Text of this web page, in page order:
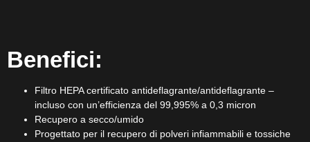
Benefici:
Filtro HEPA certificato antideflagrante/antideflagrante –
incluso con un’efficienza del 99,995% a 0,3 micron
Recupero a secco/umido
Progettato per il recupero di polveri infiammabili e tossiche